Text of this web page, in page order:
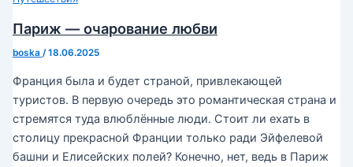
Париж — очарование любви
boska /18.06.2025
Франция была и будет страной, привлекающей
туристов. В первую очередь это романтическая страна и
стремятся туда влюблённые люди. Стоит ли ехать в
столицу прекрасной Франции только ради Эйфелевой
башни и Елисейских полей? Конечно, нет, ведь в Париж